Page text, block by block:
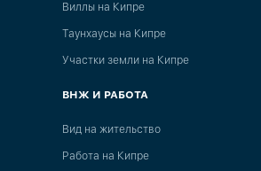
Виллы на Кипре
Таунхаусы на Кипре
Участки земли на Кипре
ВНЖ И РАБОТА
Вид на жительство
Работа на Кипре